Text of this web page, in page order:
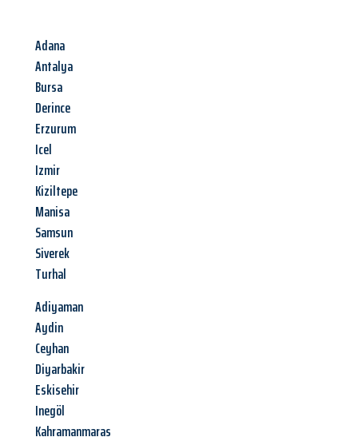
Adana
Antalya
Bursa
Derince
Erzurum
Icel
Izmir
Kiziltepe
Manisa
Samsun
Siverek
Turhal
Adiyaman
Aydin
Ceyhan
Diyarbakir
Eskisehir
Inegöl
Kahramanmaras